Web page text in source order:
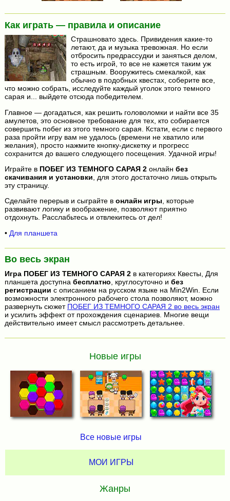
Как играть — правила и описание
Страшновато здесь. Привидения какие-то
летают, да и музыка тревожная. Но если
отбросить предрассудки и заняться делом,
то есть игрой, то все не кажется таким уж
страшным. Вооружитесь смекалкой, как
обычно в подобных квестах, соберите все,
что можно собрать, исследуйте каждый уголок этого темного
сарая и... выйдете отсюда победителем.
Главное — догадаться, как решить головоломки и найти все 35
амулетов, это основное требование для тех, кто собирается
совершить побег из этого темного сарая. Кстати, если с первого
раза пройти игру вам не удалось (времени не хватило или
желания), просто нажмите кнопку-дискетку и прогресс
сохранится до вашего следующего посещения. Удачной игры!
Играйте в ПОБЕГ ИЗ ТЕМНОГО САРАЯ 2онлайн без
скачивания и установки , для этого достаточно лишь открыть
эту страницу.
Сделайте перерыв и сыграйте в онлайн игры, которые
развивают логику и воображение, позволяют приятно
отдохнуть. Расслабьтесь и отвлекитесь от дел!
• Для планшета
Во весь экран
Игра ПОБЕГ ИЗ ТЕМНОГО САРАЯ 2в категориях Квесты, Для
планшета доступна бесплатно , круглосуточно и без
регистрации с описанием на русском языке на Min2Win. Если
возможности электронного рабочего стола позволяют, можно
развернуть сюжет ПОБЕГ ИЗ ТЕМНОГО САРАЯ 2 во весь экран
и усилить эффект от прохождения сценариев. Многие вещи
действительно имеет смысл рассмотреть детальнее.
Новые игры
Все новые игры
МОИ ИГРЫ
Жанры